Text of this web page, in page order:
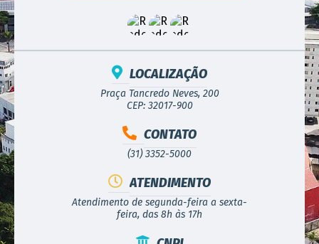
LOCALIZAÇÃO
Praça Tancredo Neves, 200
CEP: 32017-900
CONTATO
(31) 3352-5000
ATENDIMENTO
Atendimento de segunda-feira a sexta-
feira, das 8h às 17h